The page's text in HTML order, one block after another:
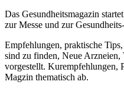
Das Gesundheitsmagazin
zur Messe und zur
Empfehlungen, praktische
sind zu finden, Neue
vorgestellt. Kurempfehlungen,
Magzin thematisch ab.